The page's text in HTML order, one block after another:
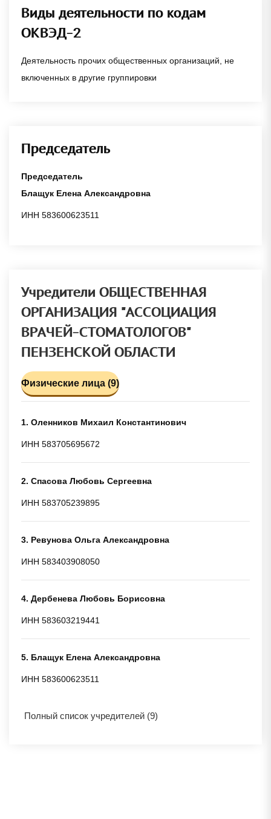
Виды деятельности по кодам
ОКВЭД-2
Деятельность прочих общественных организаций, не
включенных в другие группировки
Председатель
Председатель
Блащук Елена Александровна
ИНН 583600623511
Учредители ОБЩЕСТВЕННАЯ
ОРГАНИЗАЦИЯ "АССОЦИАЦИЯ
ВРАЧЕЙ-СТОМАТОЛОГОВ"
ПЕНЗЕНСКОЙ ОБЛАСТИ
Физические лица (9)
1. Оленников Михаил Константинович
ИНН 583705695672
2. Спасова Любовь Сергеевна
ИНН 583705239895
3. Ревунова Ольга Александровна
ИНН 583403908050
4. Дербенева Любовь Борисовна
ИНН 583603219441
5. Блащук Елена Александровна
ИНН 583600623511
Полный список учредителей (9)